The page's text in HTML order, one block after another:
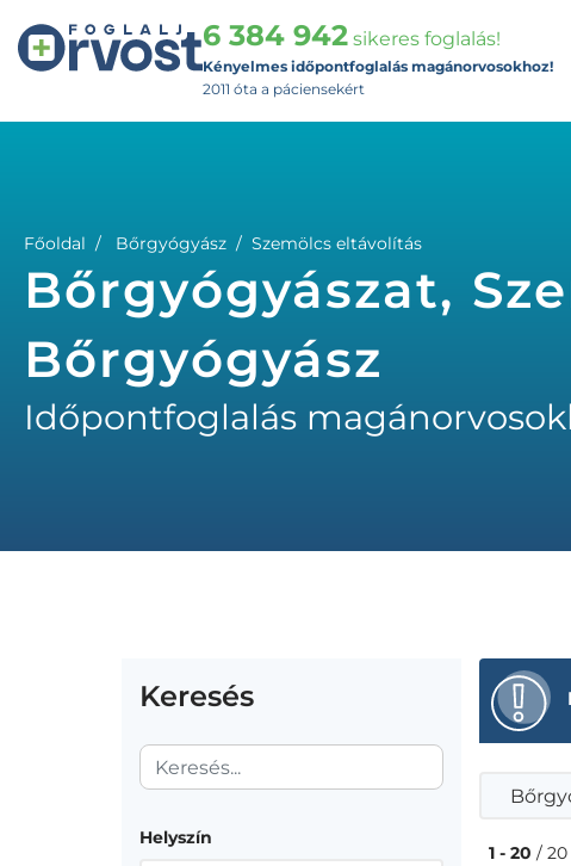
6 384 942 sikeres foglalás!
Kényelmes időpontfoglalás magánorvosokhoz!
2011 óta a páciensekért
Főoldal Bőrgyógyász Szemölcs eltávolítás
Bőrgyógyászat,
Bőrgyógyász
Időpontfoglalás
Keresés
Helyszín
1 - 20 /